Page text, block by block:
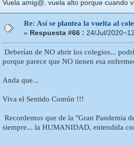
Vuela amig@, vuela alto porque cuando
Re: Así se plantea la vuelta al
« Respuesta #66 : 24/Jul/
Deberían de NO abrir los colegios...
porque parece que NO tienen esa
Anda que...
Viva el Sentido Común !!!
Recordemos que de la "Gran Pandemia
siempre... la HUMANIDAD, entendida